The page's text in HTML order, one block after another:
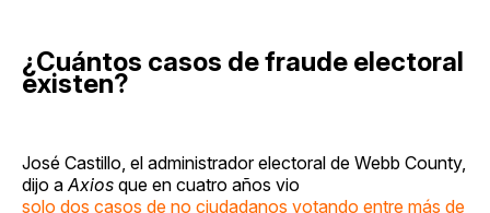
¿Cuántos casos de fraude electoral
existen?
José Castillo, el administrador electoral de Webb County,
dijo a Axios que en cuatro años vio
solo dos casos de no ciudadanos votando entre más de